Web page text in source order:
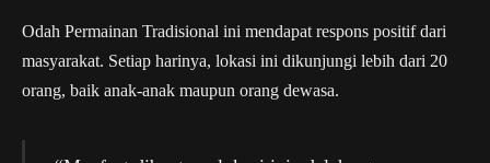
Odah Permainan Tradisional ini mendapat respons positif dari
masyarakat. Setiap harinya, lokasi ini dikunjungi lebih dari 20
orang, baik anak-anak maupun orang dewasa.